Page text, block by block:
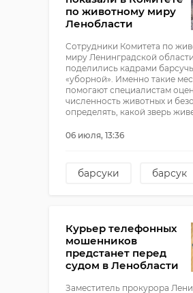
по животному миру
Ленобласти
Сотрудники Комитета по
миру Ленинградской области
поделились кадрами
«уборной». Именно такие
помогают специалистам
численность животных и
определять, какой зверь
06 июля, 13:36
барсуки
барсук
Курьер телефонных
мошенников
предстанет перед
судом в Ленобласти
Заместитель прокурора